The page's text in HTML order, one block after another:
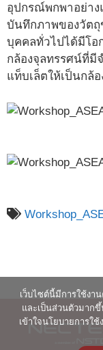
อุปกรณ์พกพาอย่าง
บันทึกภาพของวัตถุ
บุคคลทั่วไปได้มีโอ
กล้องจุลทรรศน์ที่มี
แท็บเล็ตให้เป็นกล้
เว็บไซต์นี้มีการใช้งา
และเป็นส่วนตัวมาก
เข้าใจนโยบายการใ